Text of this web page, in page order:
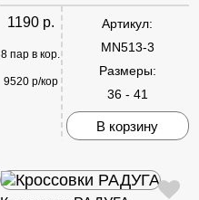
1190 р.
8 пар в кор.
9520 р/кор
Артикул:
MN513-3
Размеры:
36 - 41
В корзину